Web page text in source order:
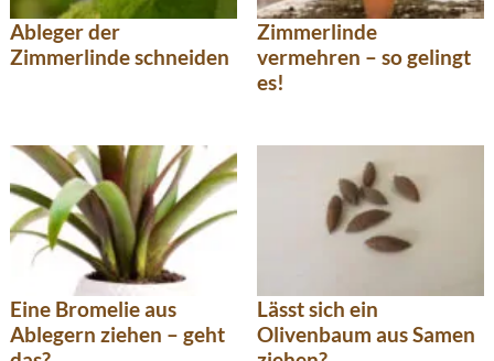
Ableger der
Zimmerlinde schneiden
Zimmerlinde
vermehren – so gelingt
es!
Eine Bromelie aus
Ablegern ziehen – geht
Lässt sich ein
Olivenbaum aus Samen